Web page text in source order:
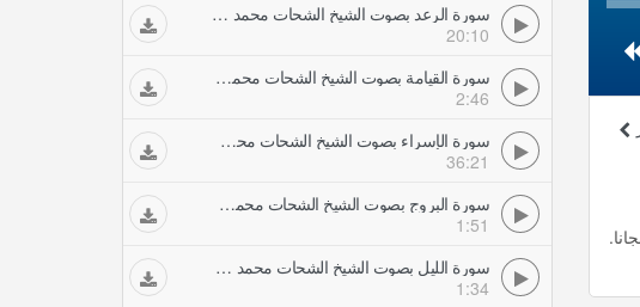
سورة الرعد بصوت الشيخ الشحات محمد انور
20:10
سورة القيامة بصوت الشيخ الشحات محمد انور
2:46
سورة الإسراء بصوت الشيخ الشحات محمد انور
36:21
سورة البروج بصوت الشيخ الشحات محمد انور
1:51
سورة الليل بصوت الشيخ الشحات محمد انور
1:34